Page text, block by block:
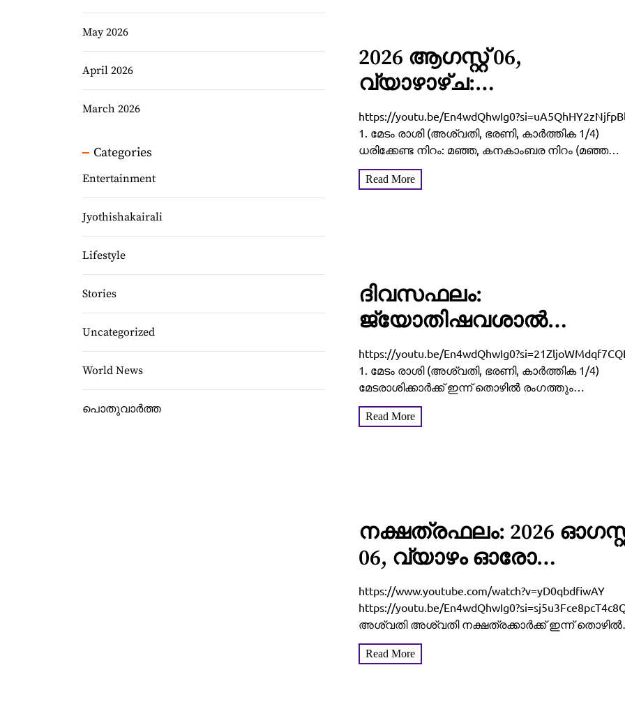
2026 ആഗസ്റ്റ് 06,
വ്യാഴാഴ്‌ച:
വീടുവിട്ടിറങ്ങുന്നതിനു
മുൻപ് ഇത് ചെയ്താൽ
കാര്യവിജയം ഉറപ്പ്! 12
രാശിക്കാരുടെയും
https://youtu.be/
1. മേടം രാശി (അശ്വതി, ഭരണി, കാർത്തിക 1/4)
ധരിക്കേണ്ട നിറം: മഞ്ഞ, കനകാംബര നിറം (മഞ്ഞ
കലർന്ന ചുവപ്പ്) ആരാധിക്കേണ്ട ദേവീദേവന്മാർ:
മഹാവിഷ്ണു, സുബ്രഹ്മണ്യസ്വാമി ഇറങ്ങേണ്ട
Read More
ദിവസഫലം:
ജ്യോതിഷവശാൽ
നിങ്ങളുടെ ഇന്ന്‌ (2026
ആഗസ്റ്റ് 06, വ്യാഴം)
എങ്ങനെ എന്നറിയാം
https://youtu.be/
1. മേടം രാശി (അശ്വതി, ഭരണി, കാർത്തിക 1/4)
മേടരാശിക്കാർക്ക് ഇന്ന് തൊഴിൽ രംഗത്തും
വ്യക്തിജീവിതത്തിലും ഒരുപോലെ
ആത്മവിശ്വാസവും പുരോഗതിയും തെളിയുന്ന
Read More
നക്ഷത്രഫലം: 2026
06, വ്യാഴം ഓരോ
നാളുകാർക്കും എങ്ങനെ
എന്നറിയാം
https://www.youtube.com/watch?v=yD0qbdfiwAY
https://youtu.be/
അശ്വതി അശ്വതി നക്ഷത്രക്കാർക്ക് ഇന്ന് തൊഴിൽ
രംഗത്തും വ്യക്തിജീവിതത്തിലും മികച്ച
ആത്മവിശ്വാസവും പ്രകടമാകുന്ന ദിനമാണ്.
Read More
May 2026
April 2026
March 2026
Categories
Entertainment
Jyothishakairali
Lifestyle
Stories
Uncategorized
World News
പൊതുവാർത്ത